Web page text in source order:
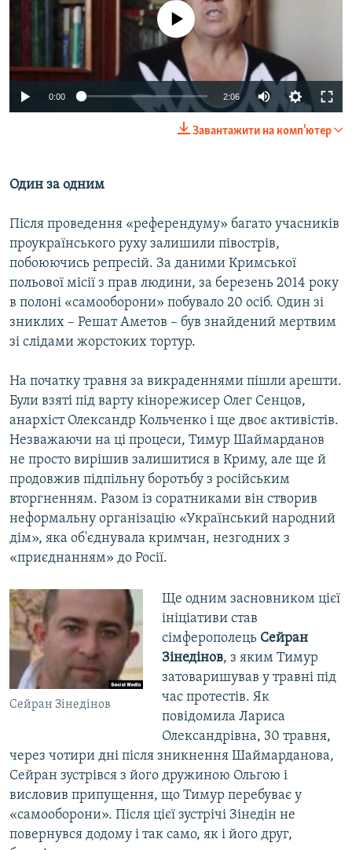
No media source currently available
0:00 2:06
Завантажити на комп'ютер
Один за одним
Після проведення «референдуму» багато учасників
проукраїнського руху залишили півострів,
побоюючись репресій. За даними Кримської
польової місії з прав людини, за березень 2014 року
в полоні «самооборони» побувало 20 осіб. Один зі
зниклих – Решат Аметов – був знайдений мертвим
зі слідами жорстоких тортур.
На початку травня за викраденнями пішли арешти.
Були взяті під варту кінорежисер Олег Сенцов,
анархіст Олександр Кольченко і ще двоє активістів.
Незважаючи на ці процеси, Тимур Шаймарданов
не просто вирішив залишитися в Криму, але ще й
продовжив підпільну боротьбу з російським
вторгненням. Разом із соратниками він створив
неформальну організацію «Український народний
дім», яка об'єднувала кримчан, незгодних з
«приєднанням» до Росії.
Сейран Зінедінов
Ще одним засновником цієї
ініціативи став
сімферополець Сейран
Зінедінов, з яким Тимур
затоваришував у травні під
час протестів. Як
повідомила Лариса
Олександрівна, 30 травня,
через чотири дні після зникнення Шаймарданова,
Сейран зустрівся з його дружиною Ольгою і
висловив припущення, що Тимур перебуває у
«самооборони». Після цієї зустрічі Зінедін не
повернувся додому і так само, як і його друг,